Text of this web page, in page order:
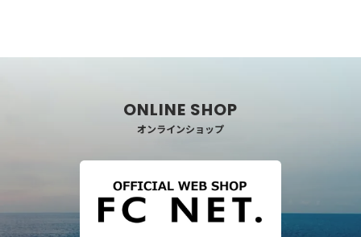
オンラインショップ